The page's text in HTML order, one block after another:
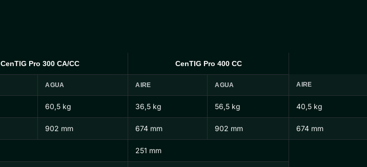
CenTIG Pro 300 CA/CC CenTIG Pro 400 CC
AGUA AIRE AGUA AIRE
60,5 kg 36,5 kg 56,5 kg 40,5 kg
902 mm 674 mm 902 mm 674 mm
251 mm